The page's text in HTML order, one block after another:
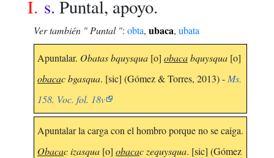
I. s. Puntal, apoyo.
Ver también " Puntal ": obta, ubaca, ubata
Apuntalar. Obatas bquysqua [o] obacabquysqua [o]
obacac bgasqua. [sic] (Gómez & Torres, 2013) - Ms.
158. Voc. fol. 18v
Apuntalar la carga con el hombro porque no se caiga.
Obacac izasqua [o] obacac zequysqua. [sic] (Gómez